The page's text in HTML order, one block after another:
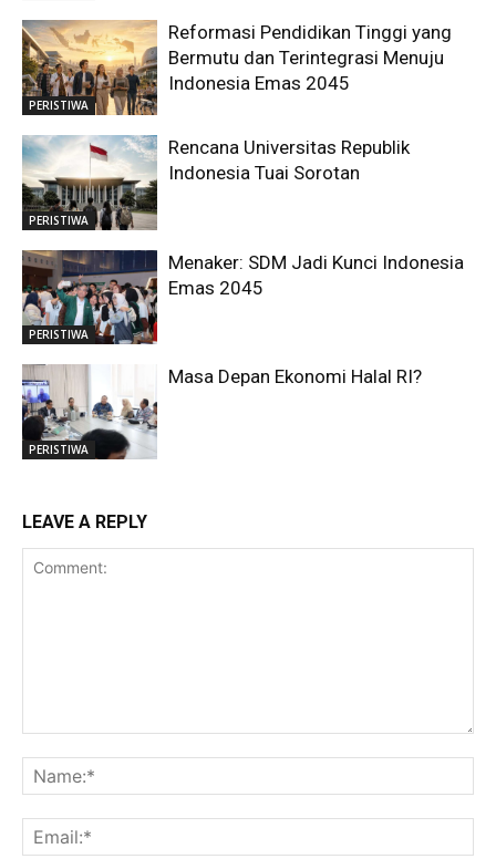
PERISTIWA
Reformasi Pendidikan Tinggi yang
Bermutu dan Terintegrasi Menuju
Indonesia Emas 2045
PERISTIWA
Rencana Universitas Republik
Indonesia Tuai Sorotan
PERISTIWA
Menaker: SDM Jadi Kunci Indonesia
Emas 2045
PERISTIWA
Masa Depan Ekonomi Halal RI?
LEAVE A REPLY